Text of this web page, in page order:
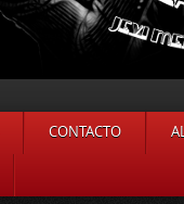
CONTACTO